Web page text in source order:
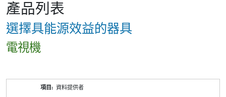
產品列表
選擇具能源效益的器具
電視機
資料提供者